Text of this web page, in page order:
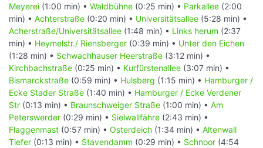
Meyerei (1:00 min) • Waldbühne (0:25 min) • Parkallee (2:00
min) • Achterstraße (0:20 min) • Universitätsallee (5:28 min) •
Acherstraße/Universitätsallee (1:48 min) • Links herum (2:37
min) • Heymelstr./ Riensberger (0:39 min) • Unter den Eichen
(1:28 min) • Schwachhauser Heerstraße (3:12 min) •
Kirchbachstraße (0:25 min) • Kurfürstenallee (3:07 min) •
Bismarckstraße (0:59 min) • Hulsberg (1:15 min) • Hamburger /
Ecke Stader Straße (1:40 min) • Hamburger / Ecke Verdener
Str (0:13 min) • Braunschweiger Straße (1:00 min) • Am
Peterswerder (0:29 min) • Sielwallfähre (2:43 min) •
Flaggenmast (0:57 min) • Osterdeich (1:34 min) • Altenwall
Tiefer (0:13 min) • Stavendamm (0:29 min) • Schnoor (4:54